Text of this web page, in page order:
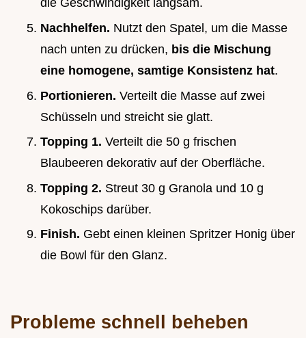
die Geschwindigkeit langsam.
Nachhelfen. Nutzt den Spatel, um die Masse
nach unten zu drücken, bis die Mischung
eine homogene, samtige Konsistenz hat.
Portionieren. Verteilt die Masse auf zwei
Schüsseln und streicht sie glatt.
Topping 1. Verteilt die 50 g frischen
Blaubeeren dekorativ auf der Oberfläche.
Topping 2. Streut 30 g Granola und 10 g
Kokoschips darüber.
Finish. Gebt einen kleinen Spritzer Honig über
die Bowl für den Glanz.
Probleme schnell beheben